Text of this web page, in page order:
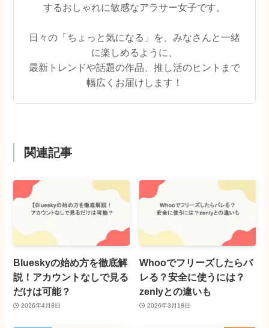
するおしゃれに敏感なアラサー女子です。
日々の「ちょっと気になる」を、みなさんと一緒
に楽しめるように、
最新トレンドや話題の作品、推し活のヒントまで
幅広くお届けします！
関連記事
Blueskyの始め方を徹底解
説！アカウントなしで見る
だけは可能？
2026年4月8日
Whooでフリーズしたらバ
レる？安全に使うには？
zenlyとの違いも
2026年3月18日